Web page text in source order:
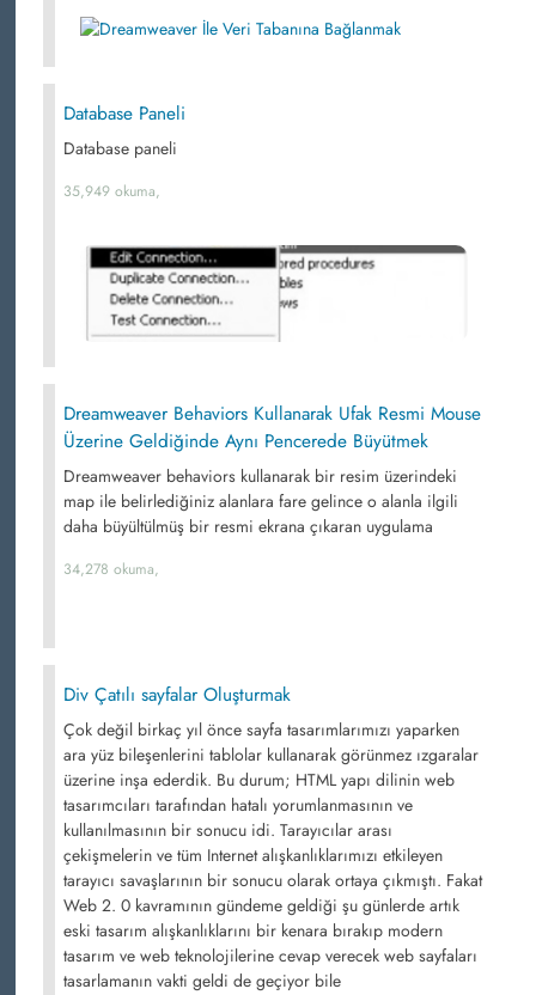
Database Paneli
Database paneli
35,949 okuma,
Dreamweaver Behaviors Kullanarak Ufak Resmi Mouse
Üzerine Geldiğinde Aynı Pencerede Büyütmek
Dreamweaver behaviors kullanarak bir resim üzerindeki
map ile belirlediğiniz alanlara fare gelince o alanla ilgili
daha büyültülmüş bir resmi ekrana çıkaran uygulama
34,278 okuma,
Div Çatılı sayfalar Oluşturmak
Çok değil birkaç yıl önce sayfa tasarımlarımızı yaparken
ara yüz bileşenlerini tablolar kullanarak görünmez ızgaralar
üzerine inşa ederdik. Bu durum; HTML yapı dilinin web
tasarımcıları tarafından hatalı yorumlanmasının ve
kullanılmasının bir sonucu idi. Tarayıcılar arası
çekişmelerin ve tüm Internet alışkanlıklarımızı etkileyen
tarayıcı savaşlarının bir sonucu olarak ortaya çıkmıştı. Fakat
Web 2. 0 kavramının gündeme geldiği şu günlerde artık
eski tasarım alışkanlıklarını bir kenara bırakıp modern
tasarım ve web teknolojilerine cevap verecek web sayfaları
tasarlamanın vakti geldi de geçiyor bile